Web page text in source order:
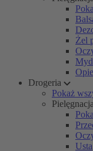
Żel
Drogeria
Pokaż
Usta